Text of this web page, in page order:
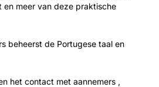
meer van deze praktische
beheerst de Portugese taal en
het contact met aannemers ,